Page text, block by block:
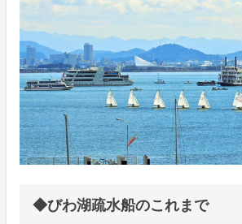
◆びわ湖疏水船のこれまで